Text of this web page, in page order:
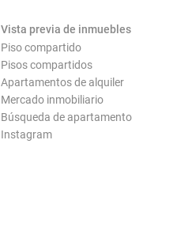
Vista previa de inmuebles
Piso compartido
Pisos compartidos
Apartamentos de alquiler
Mercado inmobiliario
Búsqueda de apartamento
Instagram